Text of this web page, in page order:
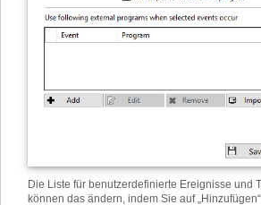
Die Liste für benutzerdefinierte Ereignisse und
können das ändern, indem Sie auf